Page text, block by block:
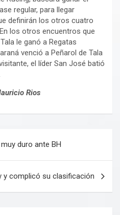
regular, para llegar
definirán los otros cuatro
los otros encuentros que
le ganó a Regatas
venció a Peñarol de Tala
el líder San José batió
Rios
duro ante BH
y complicó su clasificación